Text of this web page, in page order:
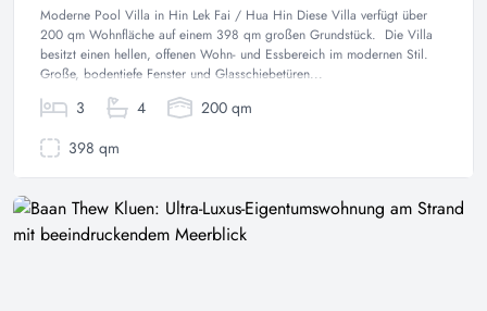
Moderne Pool Villa in Hin Lek Fai / Hua Hin Diese Villa verfügt über
200 qm Wohnfläche auf einem 398 qm großen Grundstück. Die Villa
besitzt einen hellen, offenen Wohn- und Essbereich im modernen Stil.
Große, bodentiefe Fenster und Glasschiebetüren...
3 4
200 qm
398 qm